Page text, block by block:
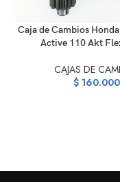
AÑADIR AL CARRITO
Caja de Cambios
Active 110 Akt
CAJAS DE
$ 160.000